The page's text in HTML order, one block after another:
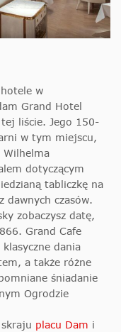
w
Grand Hotel
liście. Jego 150-
w tym miejscu,
Wilhelma
dotyczącym
tabliczkę na
dawnych czasów.
zobaczysz datę,
Grand Cafe
dania
a także różne
śniadanie
Ogrodzie
placu Dam i